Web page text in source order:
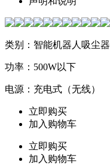
类别：智能机器人吸尘器
功率：500W以下
电源：充电式（无线）
立即购买
加入购物车
立即购买
加入购物车